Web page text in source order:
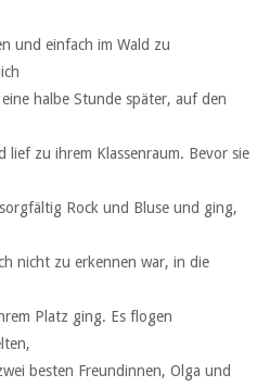
und einfach im Wald zu
halbe Stunde später, auf den
lief zu ihrem Klassenraum. Bevor sie
Rock und Bluse und ging,
nicht zu erkennen war, in die
Platz ging. Es flogen
besten Freundinnen, Olga und